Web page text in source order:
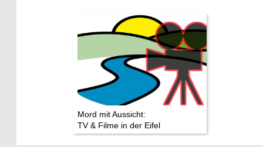
Mord mit Aussicht:
TV & Filme in der Eifel